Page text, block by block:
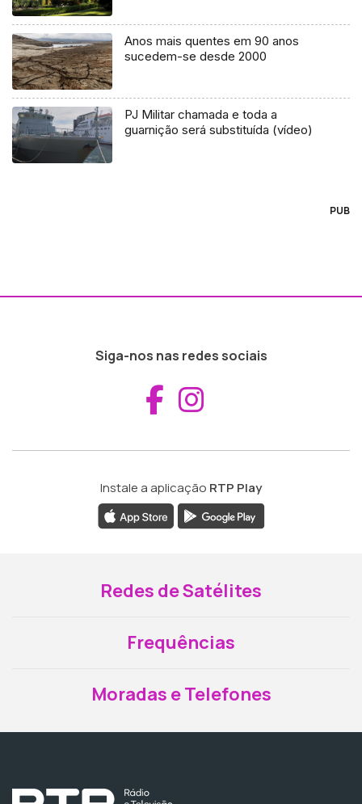
Anos mais quentes em 90 anos
sucedem-se desde 2000
PJ Militar chamada e toda a
guarnição será substituída (vídeo)
PUB
Siga-nos nas redes sociais
Aceder ao
Instale a aplicação RTP Play
Redes de Satélites
Frequências
Moradas e Telefones